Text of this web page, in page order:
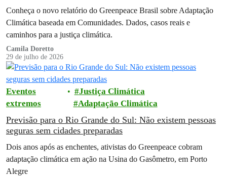
Conheça o novo relatório do Greenpeace Brasil sobre Adaptação
Climática baseada em Comunidades. Dados, casos reais e
caminhos para a justiça climática.
Camila Doretto
29 de julho de 2026
Eventos
extremos
Justiça Climática
Adaptação Climática
Previsão para o Rio Grande do Sul: Não existem pessoas
seguras sem cidades preparadas
Dois anos após as enchentes, ativistas do Greenpeace cobram
adaptação climática em ação na Usina do Gasômetro, em Porto
Alegre